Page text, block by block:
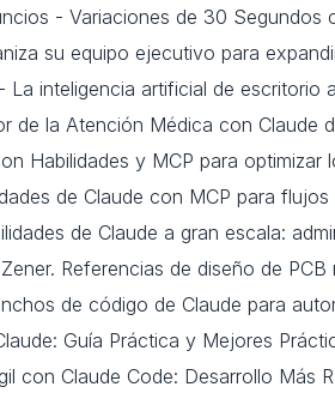
- Variaciones de 30
su equipo ejecutivo para
La inteligencia artificial de escritorio
de la Atención Médica con Claude
Habilidades y MCP para optimizar
de Claude con MCP para
de Claude a gran escala:
Referencias de diseño de
de código de Claude para
Guía Práctica y Mejores
con Claude Code: Desarrollo Más